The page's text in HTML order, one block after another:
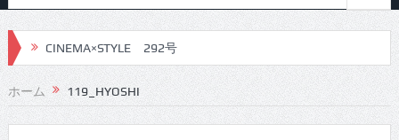
CINEMA×STYLE 292号
CINEMA×STYLE 291号
CINEMA×STYLE 290号
ホーム 119_HYOSHI